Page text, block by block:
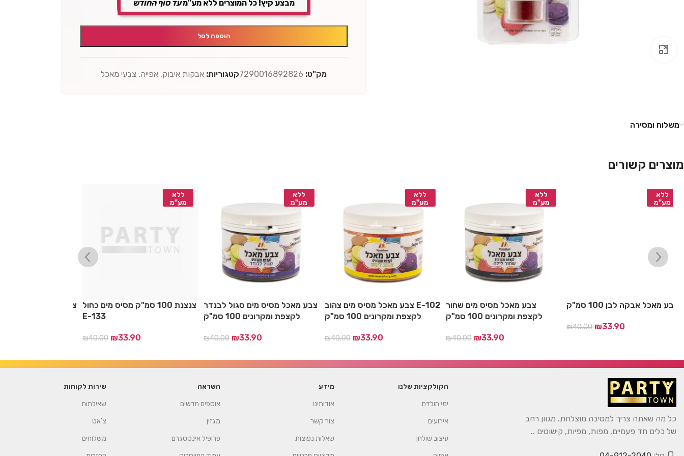
מבצע קיץ! כל המוצרים ללא מע"מעד סוף החודש
הוספה לסל
מק"ט: 7290016892826קטגוריות: אבקות איבוק, אפייה, צבעי מאכל
משלוח ומסירה
מוצרים קשורים
ללא
מע"מ
צנצנת 100 סמ"ק מסיס מים כחול
E-133
40.00 ₪ 33.90
ללא
מע"מ
צבע מאכל מסיס מים סגול לבנדר
לקצפת ומקרונים 100 סמ"ק
40.00 ₪ 33.90
ללא
מע"מ
צבע מאכל מסיס מים צהוב E-102
לקצפת ומקרונים 100 סמ"ק
40.00 ₪ 33.90
ללא
מע"מ
צבע מאכל מסיס מים שחור
לקצפת ומקרונים 100 סמ"ק
40.00 ₪ 33.90
ללא
מע"מ
צבע מאכל אבקה לבן 100 סמ"ק
40.00 ₪ 33.90
כל מה שאתה צריך למסיבה מוצלחת. מגוון רחב
של כלים חד פעמיים, מפות, מפיות, קישוטים ..
הקולקציות שלנו
ימי הולדת
אירועים
עיצוב שולחן
מידע
אודותינו
צור קשר
שאלות נפוצות
השראה
אוספים חדשים
מגזין
פרופיל אינסטגרם
שירות לקוחות
שאילתות
צ'אט
משלוחים